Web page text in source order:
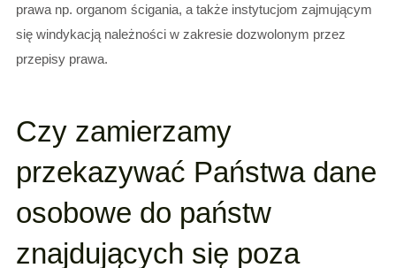
prawa np. organom ścigania, a także instytucjom zajmującym
się windykacją należności w zakresie dozwolonym przez
przepisy prawa.
Czy zamierzamy
przekazywać Państwa dane
osobowe do państw
znajdujących się poza